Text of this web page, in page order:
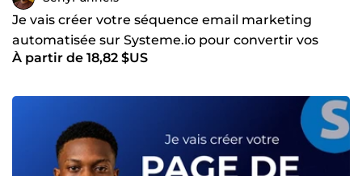
Je vais créer votre séquence email marketing
automatisée sur Systeme.io pour convertir vos
prospects
À partir de 18,82 $US